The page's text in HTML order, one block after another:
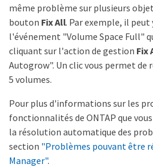
même problème sur plusieurs
bouton Fix All. Par exemple, il
l'événement "Volume Space Full"
cliquant sur l'action de gestion Fix
Autogrow". Un clic vous permet de
5 volumes.
Pour plus d'informations sur les
fonctionnalités de ONTAP que
la résolution automatique des
section "Problèmes pouvant être
Manager".